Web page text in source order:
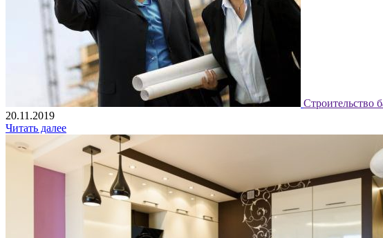
Строительство
20.11.2019
Читать далее